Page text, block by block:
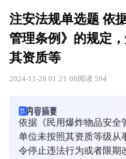
注安法规单选题 依
管理条例》的规定
其资质等
2024-11-28 01:21:08阅读 594
依据《民用爆炸物品安全
单位未按照其资质等级从
令停止违法行为或者限期